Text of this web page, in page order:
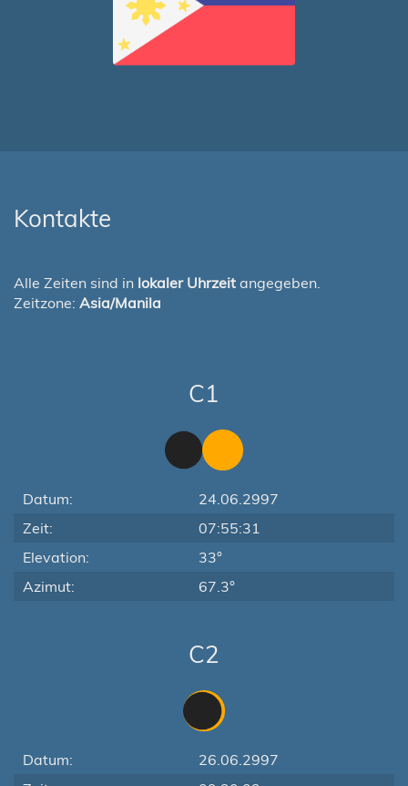
Kontakte
Alle Zeiten sind in lokaler Uhrzeit angegeben.
Zeitzone: Asia/Manila
C1
Datum:
24.06.2997
Zeit:
07:55:31
Elevation:
33°
Azimut:
67.3°
C2
Datum:
26.06.2997